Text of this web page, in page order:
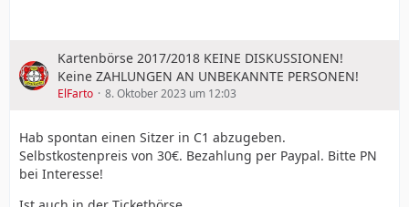
Kartenbörse 2017/2018 KEINE DISKUSSIONEN!
Keine ZAHLUNGEN AN UNBEKANNTE PERSONEN!
ElFarto 8. Oktober 2023 um 12:03
Hab spontan einen Sitzer in C1 abzugeben.
Selbstkostenpreis von 30€. Bezahlung per Paypal. Bitte PN
bei Interesse!